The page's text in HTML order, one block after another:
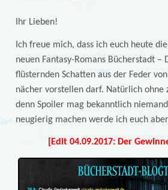
Ihr Lieben!
Ich freue mich, dass ich euch heute
neuen Fantasy-Romans Bücherstadt –
flüsternden Schatten aus der Feder
nächer vorstellen darf. Natürlich ohne
denn Spoiler mag bekanntlich
neugierig machen werde ich euch
[Edit 04.09.2017: Der